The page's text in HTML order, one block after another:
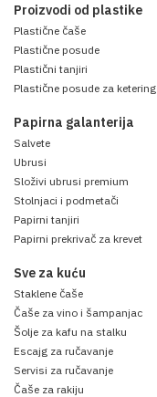
Proizvodi od plastike
Plastične čaše
Plastične posude
Plastični tanjiri
Plastične posude za ketering
Papirna galanterija
Salvete
Ubrusi
Složivi ubrusi premium
Stolnjaci i podmetači
Papirni tanjiri
Papirni prekrivač za krevet
Sve za kuću
Staklene čaše
Čaše za vino i šampanjac
Šolje za kafu na stalku
Escajg za ručavanje
Servisi za ručavanje
Čaše za rakiju